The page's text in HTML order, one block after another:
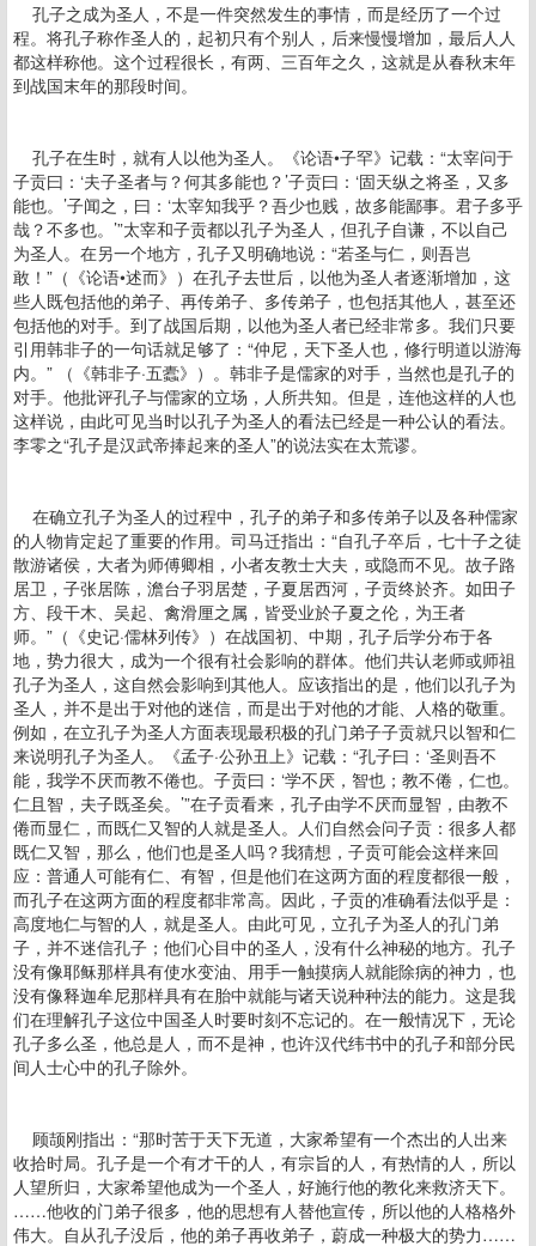
孔子之成为圣人，不是一件突然发生的事情，而是经历了一个过
程。将孔子称作圣人的，起初只有个别人，后来慢慢增加，最后人人
都这样称他。这个过程很长，有两、三百年之久，这就是从春秋末年
到战国末年的那段时间。
孔子在生时，就有人以他为圣人。《论语•子罕》记载：“太宰问于
子贡曰：‘夫子圣者与？何其多能也？’子贡曰：‘固天纵之将圣，又多
能也。’子闻之，曰：‘太宰知我乎？吾少也贱，故多能鄙事。君子多乎
哉？不多也。’”太宰和子贡都以孔子为圣人，但孔子自谦，不以自己
为圣人。在另一个地方，孔子又明确地说：“若圣与仁，则吾岂
敢！”（《论语•述而》）在孔子去世后，以他为圣人者逐渐增加，这
些人既包括他的弟子、再传弟子、多传弟子，也包括其他人，甚至还
包括他的对手。到了战国后期，以他为圣人者已经非常多。我们只要
引用韩非子的一句话就足够了：“仲尼，天下圣人也，修行明道以游海
内。” （《韩非子·五蠹》）。韩非子是儒家的对手，当然也是孔子的
对手。他批评孔子与儒家的立场，人所共知。但是，连他这样的人也
这样说，由此可见当时以孔子为圣人的看法已经是一种公认的看法。
李零之“孔子是汉武帝捧起来的圣人”的说法实在太荒谬。
在确立孔子为圣人的过程中，孔子的弟子和多传弟子以及各种儒家
的人物肯定起了重要的作用。司马迁指出：“自孔子卒后，七十子之徒
散游诸侯，大者为师傅卿相，小者友教士大夫，或隐而不见。故子路
居卫，子张居陈，澹台子羽居楚，子夏居西河，子贡终於齐。如田子
方、段干木、吴起、禽滑厘之属，皆受业於子夏之伦，为王者
师。”（《史记·儒林列传》）在战国初、中期，孔子后学分布于各
地，势力很大，成为一个很有社会影响的群体。他们共认老师或师祖
孔子为圣人，这自然会影响到其他人。应该指出的是，他们以孔子为
圣人，并不是出于对他的迷信，而是出于对他的才能、人格的敬重。
例如，在立孔子为圣人方面表现最积极的孔门弟子子贡就只以智和仁
来说明孔子为圣人。《孟子·公孙丑上》记载：“孔子曰：‘圣则吾不
能，我学不厌而教不倦也。子贡曰：‘学不厌，智也；教不倦，仁也。
仁且智，夫子既圣矣。’”在子贡看来，孔子由学不厌而显智，由教不
倦而显仁，而既仁又智的人就是圣人。人们自然会问子贡：很多人都
既仁又智，那么，他们也是圣人吗？我猜想，子贡可能会这样来回
应：普通人可能有仁、有智，但是他们在这两方面的程度都很一般，
而孔子在这两方面的程度都非常高。因此，子贡的准确看法似乎是：
高度地仁与智的人，就是圣人。由此可见，立孔子为圣人的孔门弟
子，并不迷信孔子；他们心目中的圣人，没有什么神秘的地方。孔子
没有像耶稣那样具有使水变油、用手一触摸病人就能除病的神力，也
没有像释迦牟尼那样具有在胎中就能与诸天说种种法的能力。这是我
们在理解孔子这位中国圣人时要时刻不忘记的。在一般情况下，无论
孔子多么圣，他总是人，而不是神，也许汉代纬书中的孔子和部分民
间人士心中的孔子除外。
顾颉刚指出：“那时苦于天下无道，大家希望有一个杰出的人出来
收拾时局。孔子是一个有才干的人，有宗旨的人，有热情的人，所以
人望所归，大家希望他成为一个圣人，好施行他的教化来救济天下。
……他收的门弟子很多，他的思想有人替他宣传，所以他的人格格外
伟大。自从孔子没后，他的弟子再收弟子，蔚成一种极大的势力……